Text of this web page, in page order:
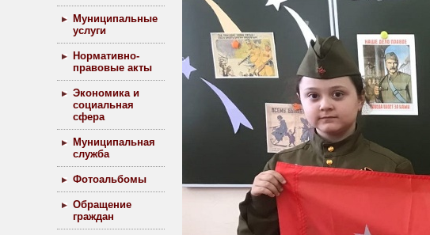
Муниципальные
услуги
Нормативно-
правовые акты
Экономика и
социальная
сфера
Муниципальная
служба
Фотоальбомы
Обращение
граждан